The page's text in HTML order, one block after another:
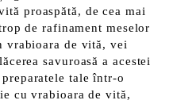
proaspătă, de cea mai
de rafinament meselor
vrabioara de vită, vei
savuroasă a acestei
tale într-o
cu vrabioara de vită,